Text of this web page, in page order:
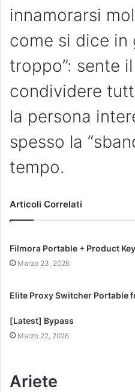
innamorarsi
come si dice in
troppo”: sente
condividere
la persona
spesso la
tempo.
Articoli Correlati
Filmora Portable + Product
Marzo 23, 2026
Elite Proxy Switcher
[Latest] Bypass
Marzo 22, 2026
Ariete